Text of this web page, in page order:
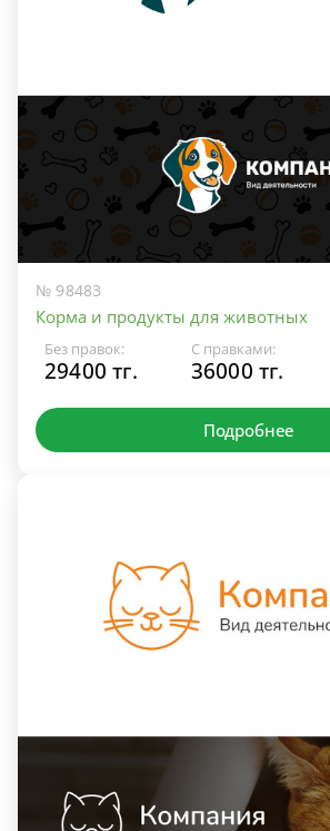
№ 98483
Корма и продукты для животных
Без правок:
29400 тг.
С правками:
36000 тг.
Подробнее